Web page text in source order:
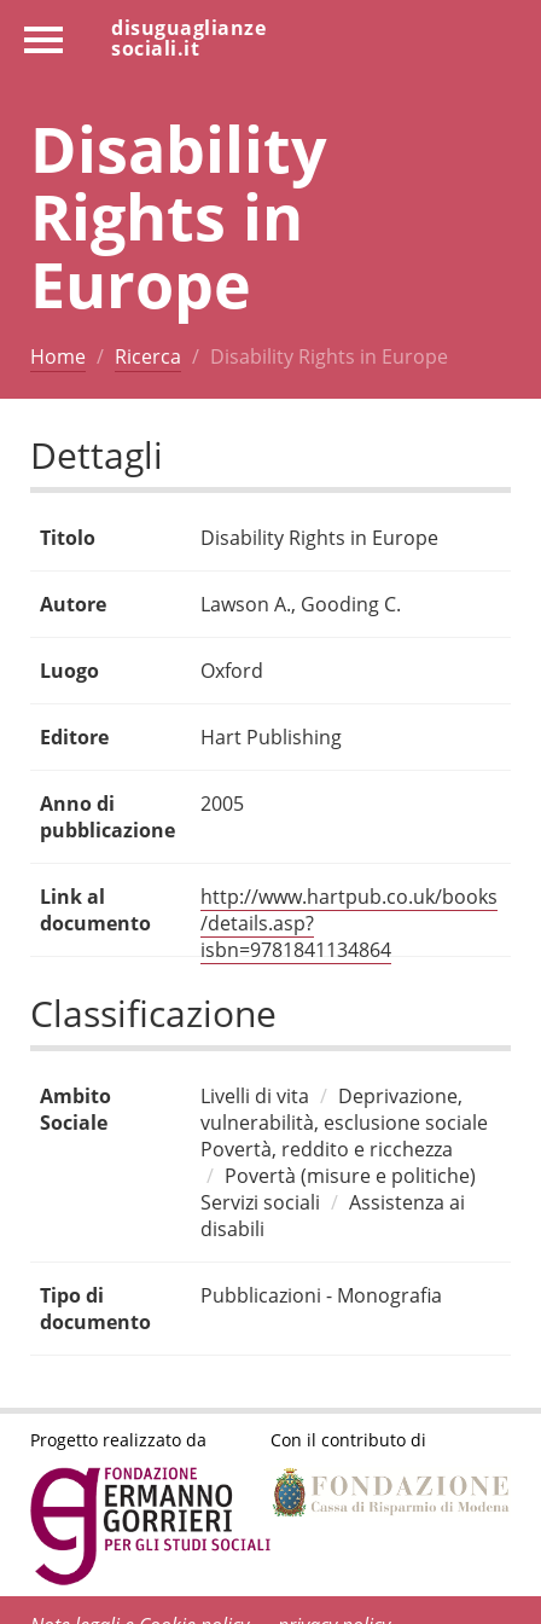
disuguaglianze
sociali.it
Disability
Rights in
Europe
Home Ricerca Disability Rights in Europe
Dettagli
Titolo Disability Rights in Europe
Autore Lawson A., Gooding C.
Luogo Oxford
Editore Hart Publishing
Anno di
pubblicazione
2005
Link al
documento
http://www.hartpub.co.uk/books
/details.asp?
isbn=9781841134864
Classificazione
Ambito
Sociale
Livelli di vita
Deprivazione,
vulnerabilità, esclusione sociale
Povertà, reddito e ricchezza
Povertà (misure e politiche)
Servizi sociali
Assistenza ai
disabili
Tipo di
documento
Pubblicazioni - Monografia
Progetto realizzato da Con il contributo di